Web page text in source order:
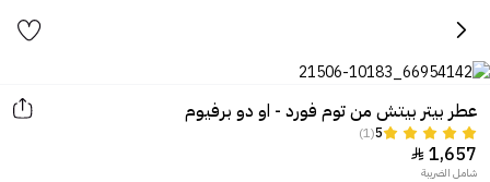
عطر بيتر بيتش من توم فورد - او دو برفيوم
5
(1)
1,657

شامل الضريبة